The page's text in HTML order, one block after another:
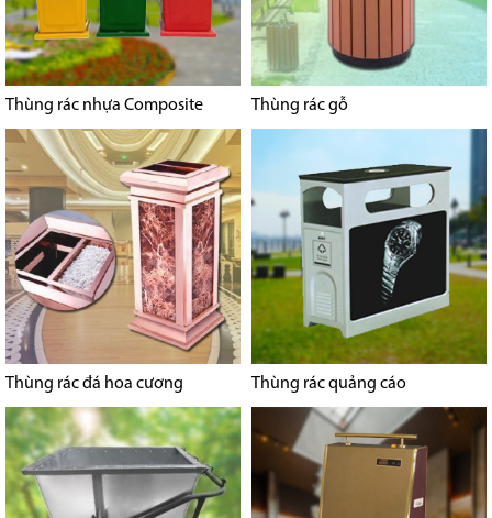
Thùng rác nhựa Composite Thùng rác gỗ
Thùng rác đá hoa cương Thùng rác quảng cáo